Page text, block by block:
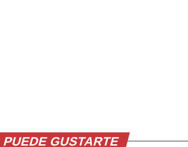
PUEDE GUSTARTE